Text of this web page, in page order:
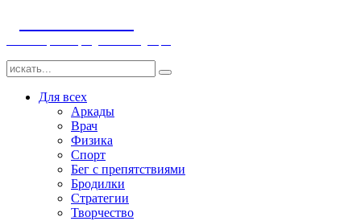
Для всех
Аркады
Врач
Физика
Спорт
Бег с препятствиями
Бродилки
Стратегии
Творчество